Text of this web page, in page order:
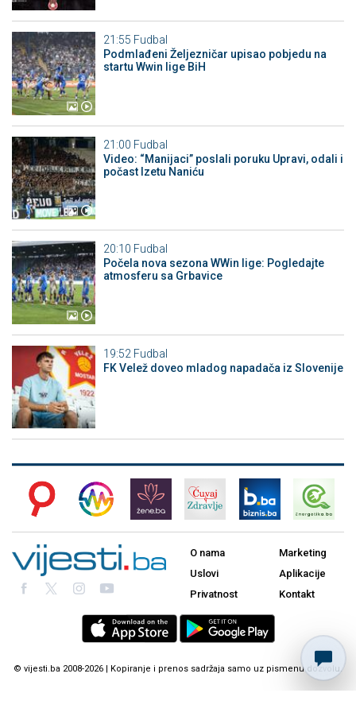
21:55 Fudbal
Podmlađeni Željezničar upisao pobjedu na
startu Wwin lige BiH
21:00 Fudbal
Video: “Manijaci” poslali poruku Upravi, odali i
počast Izetu Naniću
20:10 Fudbal
Počela nova sezona WWin lige: Pogledajte
atmosferu sa Grbavice
19:52 Fudbal
FK Velež doveo mladog napadača iz Slovenije
O nama
Uslovi
Privatnost
Marketing
Aplikacije
Kontakt
© vijesti.ba 2008-2026 | Kopiranje i prenos sadržaja samo uz pismenu dozvolu.